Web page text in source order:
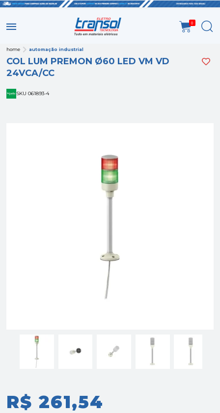
0
home automação industrial
COL LUM PREMON Ø60 LED VM VD
24VCA/CC
SKU 061893-4
R$ 261,54